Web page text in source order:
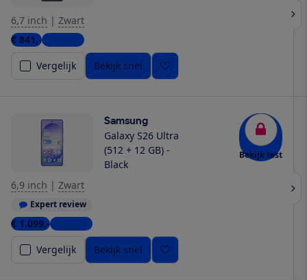
6,7 inch | Zwart
€ 841,-3 winkels
Vergelijk
Bekijk snel
Samsung
Galaxy S26 Ultra
(512 + 12 GB) -
Black
Bekijk test
6,9 inch | Zwart
Expert review
€ 1.099,-4 winkels
Vergelijk
Bekijk snel